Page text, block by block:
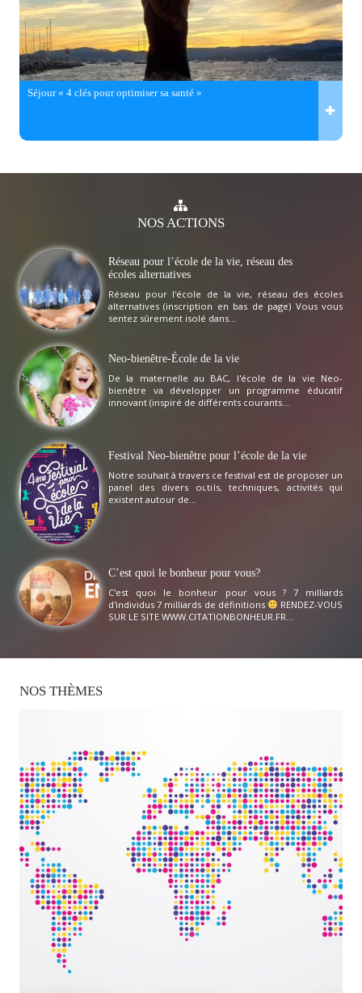
Séjour « 4 clés pour optimiser sa santé »
NOSACTIONS
Réseau pour l’école de la vie, réseau des
écoles alternatives
Réseau pour l'école de la vie, réseau des écoles
alternatives (inscription en bas de page) Vous vous
sentez sûrement isolé dans...
Neo-bienêtre-École de la vie
De la maternelle au BAC, l'école de la vie Neo-
bienêtre va développer un programme éducatif
innovant (inspiré de différents courants...
Festival Neo-bienêtre pour l’école de la vie
Notre souhait à travers ce festival est de proposer un
panel des divers outils, techniques, activités qui
existent autour de...
C’est quoi le bonheur pour vous?
C'est quoi le bonheur pour vous ? 7 milliards
d'individus 7 milliards de définitions
RENDEZ-VOUS
SUR LE SITE WWW.CITATIONBONHEUR.FR...
NOS THÈMES